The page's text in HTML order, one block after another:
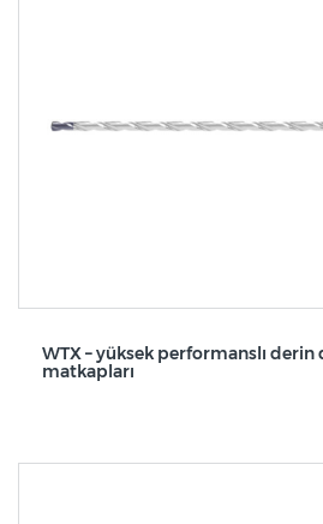
WTX – yüksek performanslı
matkapları